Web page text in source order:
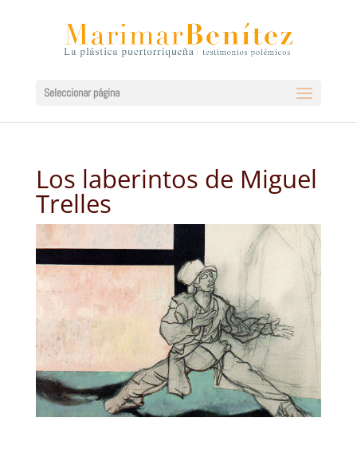
Seleccionar página
Los laberintos de Miguel
Trelles